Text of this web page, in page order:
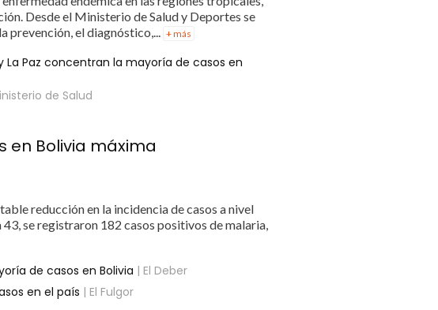
Desde el Ministerio de Salud y Deportes se
prevención, el diagnóstico,... + más
La Paz concentran la mayoría de casos en
de Salud
en Bolivia máxima
reducción en la incidencia de casos a nivel
se registraron 182 casos positivos de malaria,
de casos en Bolivia | El Deber
en el país | El Fulgor